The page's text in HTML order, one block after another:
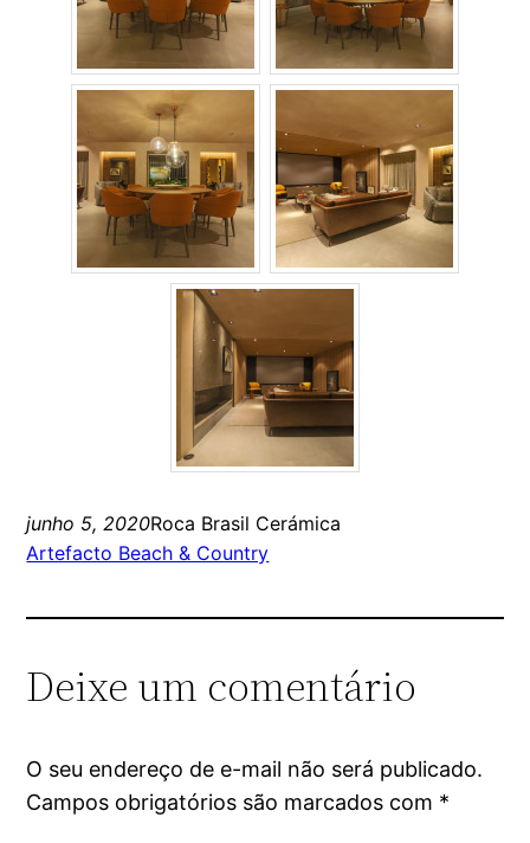
junho 5, 2020Roca Brasil Cerámica
Artefacto Beach & Country
Deixe um comentário
O seu endereço de e-mail não será publicado.
Campos obrigatórios são marcados com *